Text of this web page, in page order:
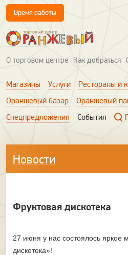
О торговом центре Как добраться
Время работы
Магазины Услуги Рестораны и
Оранжевый базар
Оранжевый
Спецпредложения
События
Новости
Фруктовая дискотека
27 июня у нас состоялось яркое
дискотека»!